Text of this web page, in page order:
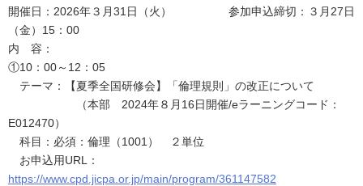
開催日：2026年３月31日（火） 参加申込締切：３月27日
（金）15：00
内 容：
①10：00～12：05
テーマ：【夏季全国研修会】「倫理規則」の改正について
（本部 2024年８月16日開催/eラーニングコード：
E012470）
科目：必須：倫理（1001） ２単位
お申込用URL：
https://www.cpd.jicpa.or.jp/main/program/361147582